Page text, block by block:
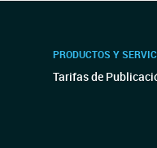
PRODUCTOS Y
Tarifas de